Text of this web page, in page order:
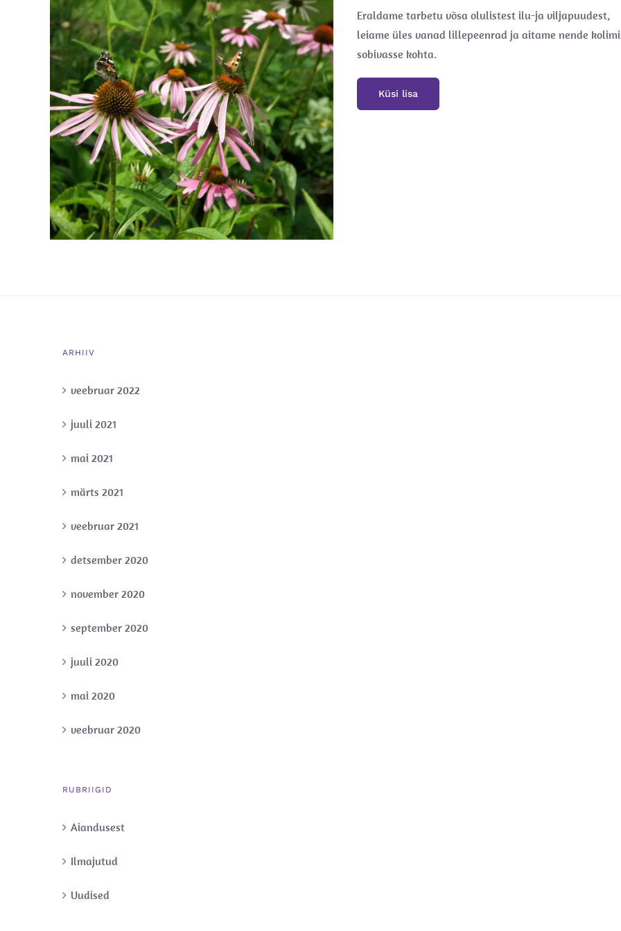
Eraldame tarbetu võsa olulistest ilu-ja viljapuudest,
leiame üles vanad lillepeenrad ja aitame nende
sobivasse kohta.
Küsi lisa
ARHIIV
veebruar 2022
juuli 2021
mai 2021
märts 2021
veebruar 2021
detsember 2020
november 2020
september 2020
juuli 2020
mai 2020
veebruar 2020
RUBRIIGID
Aiandusest
Ilmajutud
Uudised